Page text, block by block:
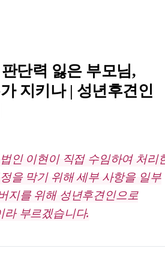
단력 잃은 부모님,
지키나 | 성년후견인
인 이현이 직접 수임하여 처리
을 막기 위해 세부 사항을 일부
지를 위해 성년후견인으로
라 부르겠습니다.